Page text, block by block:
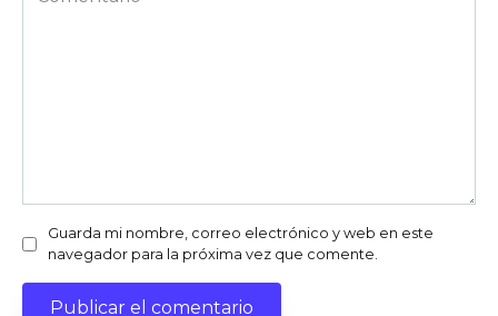
Guarda mi nombre, correo electrónico y web en este
navegador para la próxima vez que comente.